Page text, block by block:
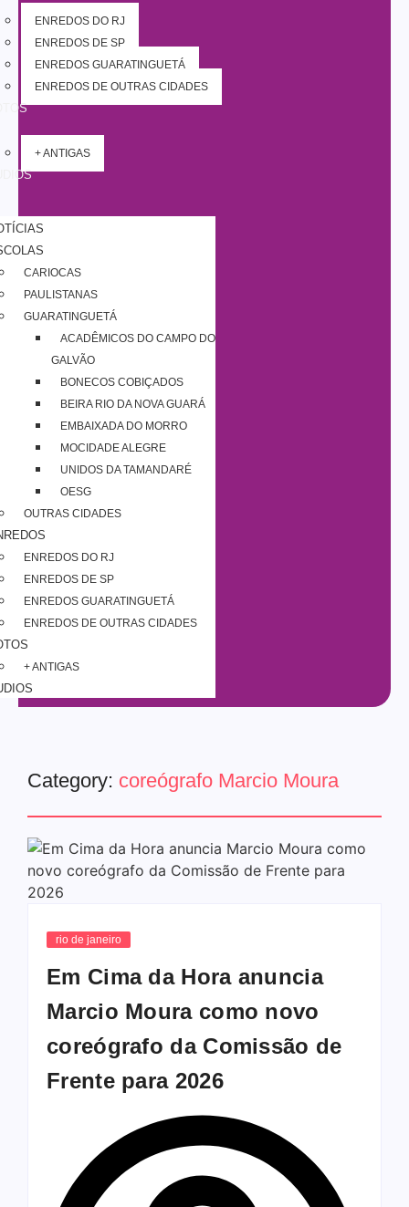
ENREDOS DO RJ
ENREDOS DE SP
ENREDOS GUARATINGUETÁ
ENREDOS DE OUTRAS CIDADES
+ ANTIGAS
CARIOCAS
PAULISTANAS
GUARATINGUETÁ
ACADÊMICOS DO CAMPO DO
GALVÃO
BONECOS COBIÇADOS
BEIRA RIO DA NOVA GUARÁ
EMBAIXADA DO MORRO
MOCIDADE ALEGRE
UNIDOS DA TAMANDARÉ
OESG
OUTRAS CIDADES
ENREDOS DO RJ
ENREDOS DE SP
ENREDOS GUARATINGUETÁ
ENREDOS DE OUTRAS CIDADES
+ ANTIGAS
Category: coreógrafo Marcio Moura
rio de janeiro
Em Cima da Hora anuncia
Marcio Moura como novo
coreógrafo da Comissão de
Frente para 2026